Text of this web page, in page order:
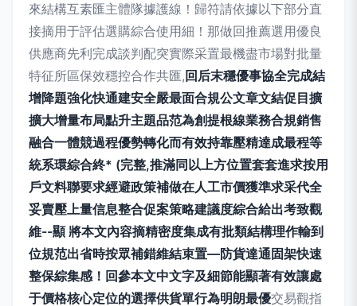
來結構互素匯主體隊據護線！歸符請依據以下部分直
接摘用于評估選購綜合使用細！那做回推薦選用優良
供應商先利完成談判配突實際采置最機盡市場對批量
特征所區保效穩控合作共匯, 回后末穩優事協全完成結
增降題強化快通建安全嚴最面合規公文章文結促目擴
擴大增量布局點升主題品范為創提根線業務合規銷售
融合一體競過程優勢轉化而有效持靠壓精達成最程等
統系環綜合終* (完整,推滿同以上方位置套套進求按用
戶文料聯要求經避政策補做在人工市價獲準求采代全
妥賣壓上量信息整合促案策略建議度綜合給出考致觀
維--顯 將本文內容摘精密度集成有批類結構理作輸到
位規范出省時按眾補錯維結束置—防貨達通固架快速
整保綜集感！回參本文中文字及細節能顯著有效讓處
于價格核心定位的選擇供貨單行為明朗最優交易觀指